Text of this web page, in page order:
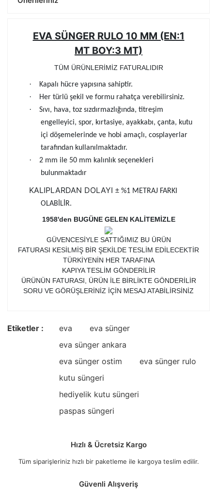
EVA SÜNGER RULO 10 MM (EN:1
MT BOY:3 MT)
TÜM ÜRÜNLERİMİZ FATURALIDIR
· Kapalı hücre yapısına sahiptir.
· Her türlü şekil ve formu rahatça verebilirsiniz.
·
Sıvı, hava, toz sızdırmazlığında, titreşim
engelleyici, spor, kırtasiye, ayakkabı, çanta, kutu
içi döşemelerinde ve hobi amaçlı, cosplayerlar
tarafından kullanılmaktadır.
·
2 mm ile 50 mm kalınlık seçenekleri
bulunmaktadır
KALIPLARDAN DOLAYI ± %1 METRAJ FARKI
OLABİLİR.
1958'den BUGÜNE GELEN KALİTEMİZLE
GÜVENCESİYLE SATTIĞIMIZ BU ÜRÜN
FATURASI KESİLMİŞ BİR ŞEKİLDE TESLİM EDİLECEKTİR
TÜRKİYENİN HER TARAFINA
KAPIYA TESLİM GÖNDERİLİR
ÜRÜNÜN FATURASI, ÜRÜN İLE BİRLİKTE GÖNDERİLİR
SORU VE GÖRÜŞLERİNİZ İÇİN MESAJ ATABİLİRSİNİZ
Etiketler : eva
eva sünger
eva sünger ankara
eva sünger ostim
eva sünger rulo
kutu süngeri
hediyelik kutu süngeri
paspas süngeri
Hızlı & Ücretsiz Kargo
Tüm siparişleriniz hızlı bir paketleme ile kargoya teslim edilir.
Güvenli Alışveriş